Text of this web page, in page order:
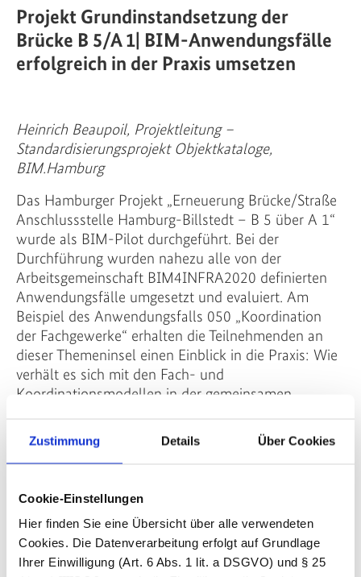
Zustimmung Details Über Cookies
Cookie-Einstellungen
Hier finden Sie eine Übersicht über alle verwendeten
Cookies. Die Datenverarbeitung erfolgt auf Grundlage
Ihrer Einwilligung (Art. 6 Abs. 1 lit. a DSGVO) und § 25
Projekt Grundinstandsetzung der
Brücke B 5/A 1| BIM-Anwendungsfälle
erfolgreich in der Praxis umsetzen
Heinrich Beaupoil, Projektleitung –
Standardisierungsprojekt Objektkataloge,
BIM.Hamburg
Das Hamburger Projekt „Erneuerung Brücke/Straße
Anschlussstelle Hamburg-Billstedt – B 5 über A 1“
wurde als BIM-Pilot durchgeführt. Bei der
Durchführung wurden nahezu alle von der
Arbeitsgemeinschaft BIM4INFRA2020 definierten
Anwendungsfälle umgesetzt und evaluiert. Am
Beispiel des Anwendungsfalls 050 „Koordination
der Fachgewerke“ erhalten die Teilnehmenden an
dieser Themeninsel einen Einblick in die Praxis: Wie
verhält es sich mit den Fach- und
Koordinationsmodellen in der gemeinsamen
Collaboration Format (BCF) bewährt?
Es wird am Beispiel gezeigt, wie aus diesen
Vernetzung Synergieeffekte genutzt werden können,
um gemeinsam einheitliche Grundlagen zu erstellen.